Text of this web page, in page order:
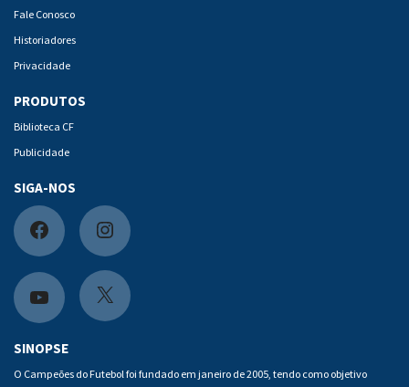
Fale Conosco
Historiadores
Privacidade
PRODUTOS
Biblioteca CF
Publicidade
SIGA-NOS
F
a
c
e
b
I
n
s
a
Y
o
u
X
SINOPSE
O Campeões do Futebol foi fundado em janeiro de 2005, tendo como objetivo